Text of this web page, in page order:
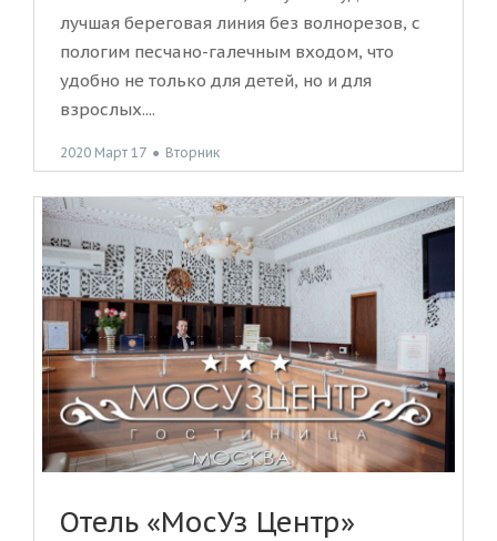
лучшая береговая линия без волнорезов, с
пологим песчано-галечным входом, что
удобно не только для детей, но и для
взрослых....
2020 Март 17 ● Вторник
Отель «МосУз Центр»